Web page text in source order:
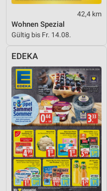
42,4 km
Wohnen Spezial
Gültig bis Fr. 14.08.
EDEKA